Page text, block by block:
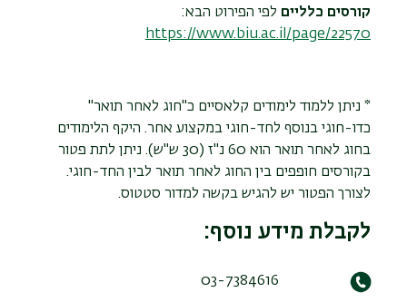
קורסים כלליים לפי הפירוט הבא:
https://www.biu.ac.il/page/22570
* ניתן ללמוד לימודים קלאסיים כ"חוג לאחר תואר"
כדו-חוגי בנוסף לחד-חוגי במקצוע אחר. היקף הלימודים
בחוג לאחר תואר הוא 60 נ"ז (30 ש"ש). ניתן לתת פטור
בקורסים חופפים בין החוג לאחר תואר לבין החד-חוגי.
לצורך הפטור יש להגיש בקשה למדור סטטוס.
לקבלת מידע נוסף:
03-7384616